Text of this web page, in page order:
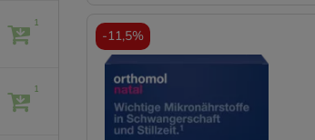
-11,5%
1
1